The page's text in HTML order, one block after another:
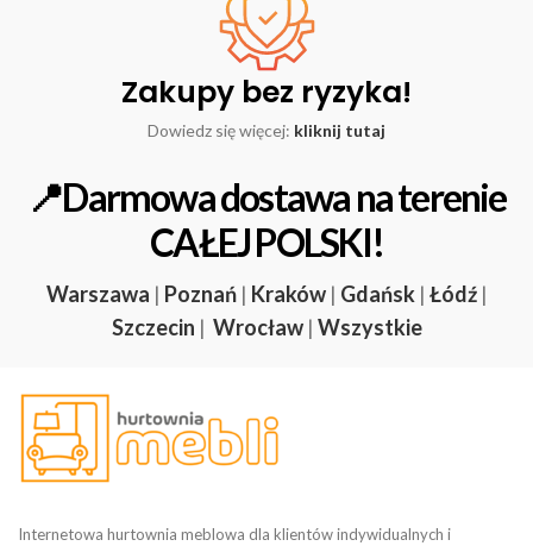
Zakupy bez ryzyka!
Dowiedz się więcej: kliknij tutaj
📍Darmowa dostawa na terenie
CAŁEJ POLSKI!
Warszawa | Poznań | Kraków | Gdańsk | Łódź |
Szczecin | Wrocław | Wszystkie
Internetowa hurtownia meblowa dla klientów indywidualnych i